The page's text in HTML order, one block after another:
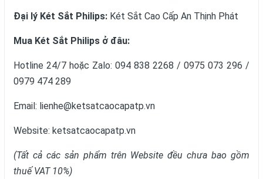
Đại lý Két Sắt Philips: Két Sắt Cao Cấp An Thịnh Phát
Mua Két Sắt Philips ở đâu:
Hotline 24/7 hoặc Zalo: 094 838 2268 / 0975 073 296 /
0979 474 289
Email: lienhe@ketsatcaocapatp.vn
Website: ketsatcaocapatp.vn
(Tất cả các sản phẩm trên Website đều chưa bao gồm
thuế VAT 10%)